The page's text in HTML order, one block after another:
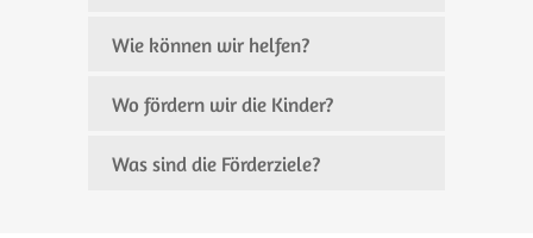
Wie können wir helfen?
Wo fördern wir die Kinder?
Was sind die Förderziele?